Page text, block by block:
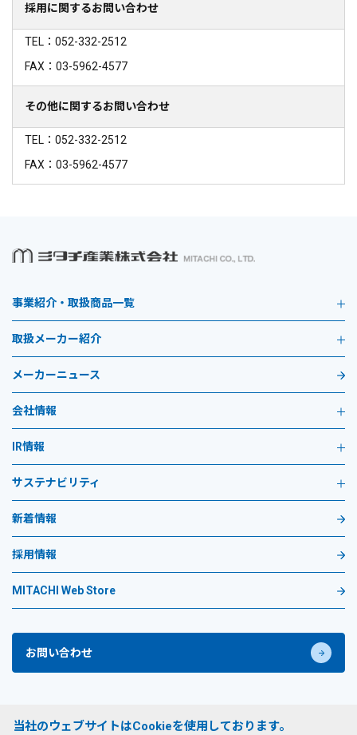
採用に関するお問い合わせ
TEL：052-332-2512
FAX：03-5962-4577
その他に関するお問い合わせ
TEL：052-332-2512
FAX：03-5962-4577
事業紹介・取扱商品一覧
取扱メーカー紹介
メーカーニュース
会社情報
IR情報
サステナビリティ
新着情報
採用情報
MITACHI Web Store
お問い合わせ
当社のウェブサイトはCookieを使用しております。